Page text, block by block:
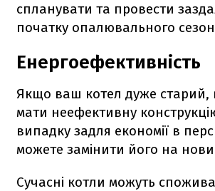
спланувати та провести
початку опалювального
Енергоефективність
Якщо ваш котел дуже старий,
мати неефективну
випадку задля економії в
можете замінити його на
Сучасні котли можуть